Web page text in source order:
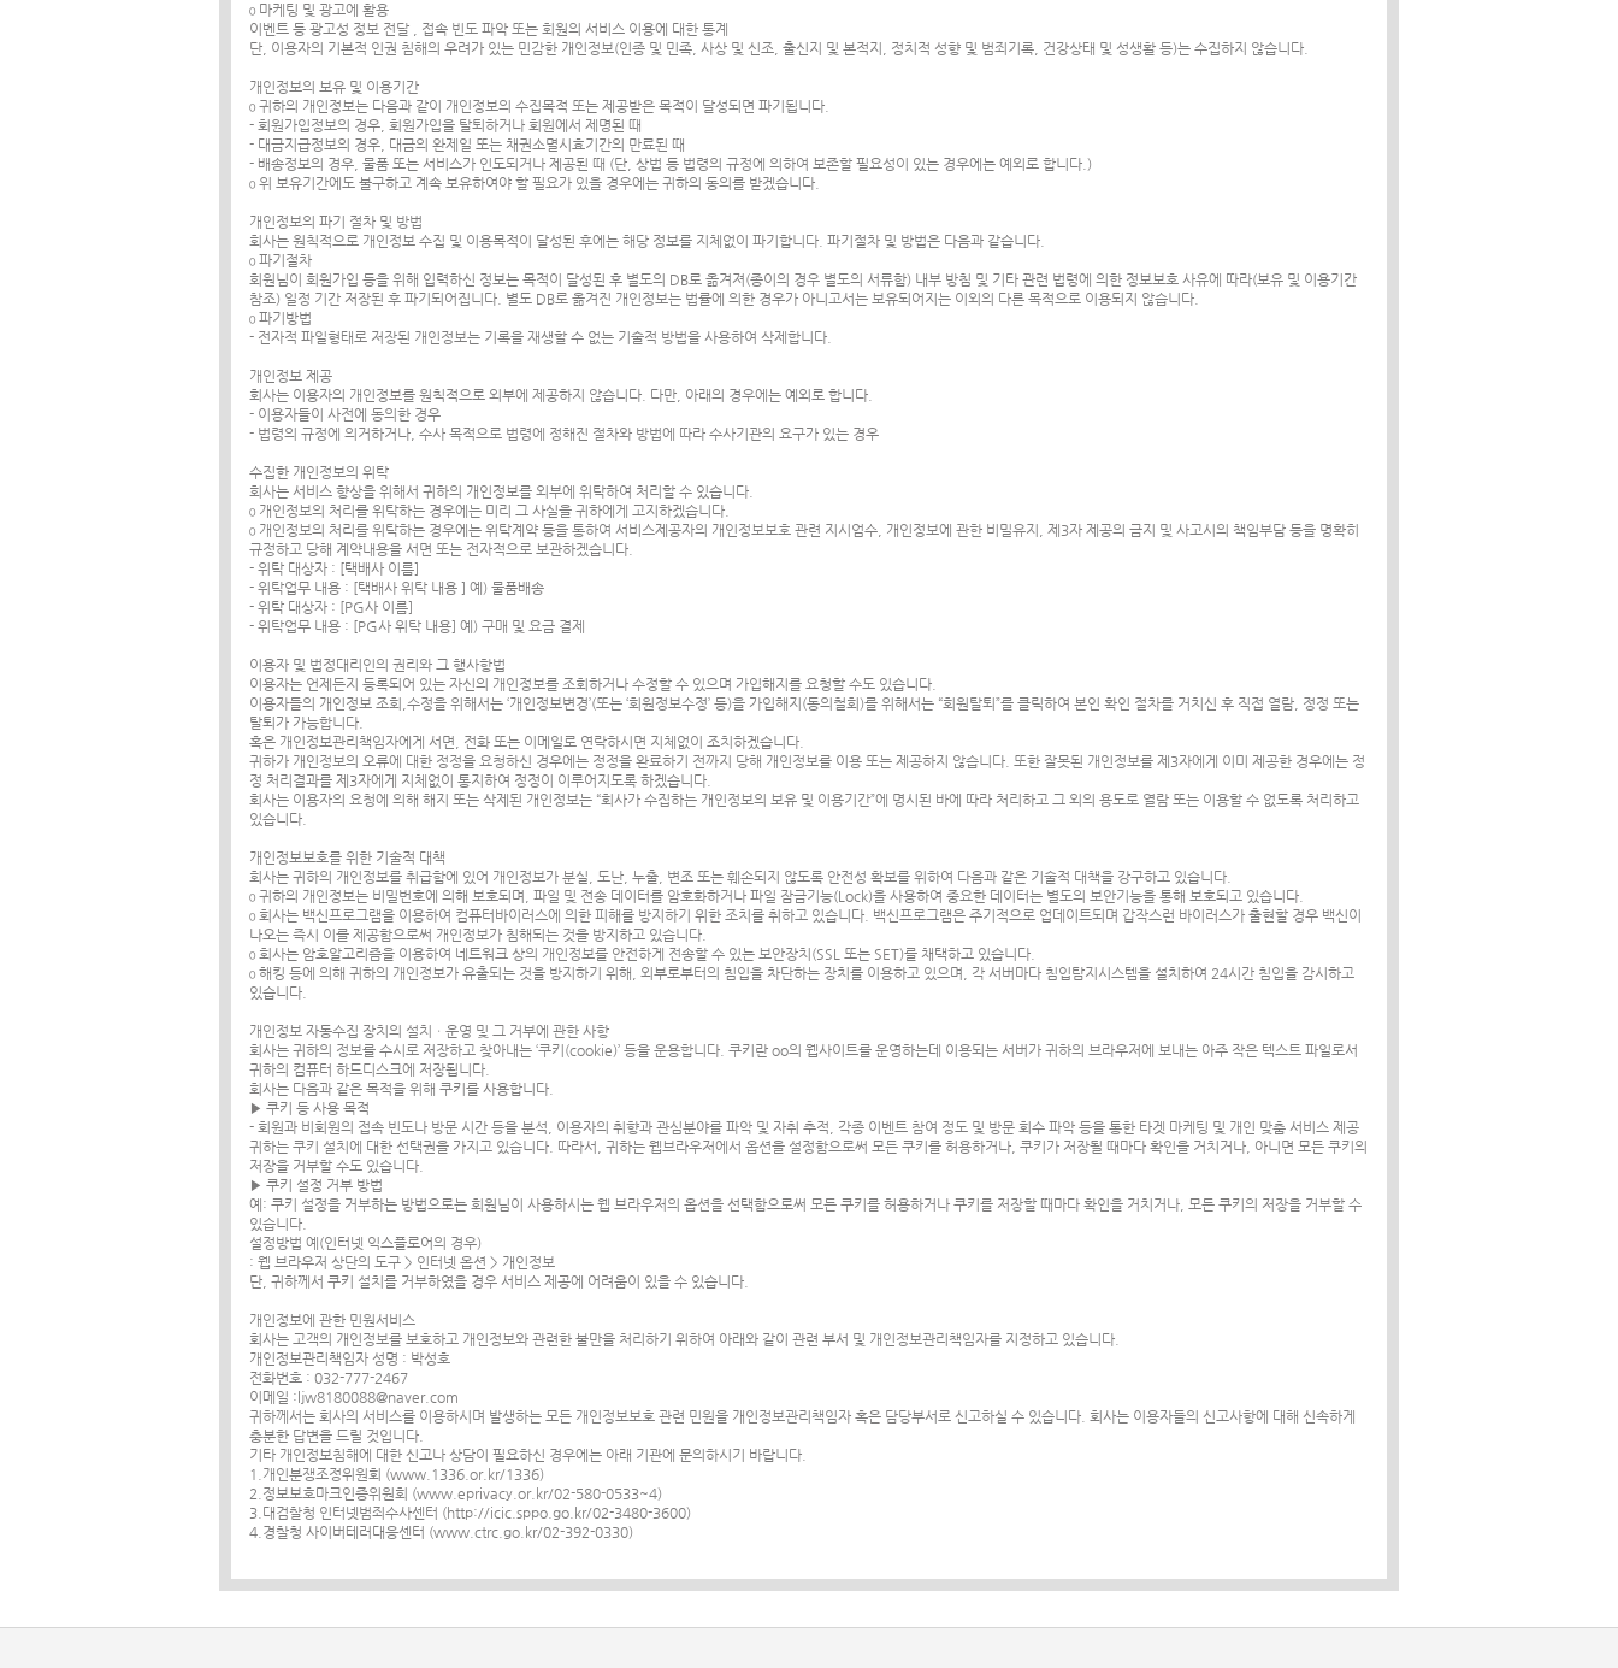
ο 마케팅 및 광고에 활용
이벤트 등 광고성 정보 전달 , 접속 빈도 파악 또는 회원의 서비스 이용에 대한 통계
단, 이용자의 기본적 인권 침해의 우려가 있는 민감한 개인정보(인종 및 민족, 사상 및 신조, 출신지 및 본적지, 정치적 성향 및 범죄기록, 건강상태 및 성생활 등)는 수집하지 않습니다.
개인정보의 보유 및 이용기간
ο 귀하의 개인정보는 다음과 같이 개인정보의 수집목적 또는 제공받은 목적이 달성되면 파기됩니다.
- 회원가입정보의 경우, 회원가입을 탈퇴하거나 회원에서 제명된 때
- 대금지급정보의 경우, 대금의 완제일 또는 채권소멸시효기간의 만료된 때
- 배송정보의 경우, 물품 또는 서비스가 인도되거나 제공된 때 (단, 상법 등 법령의 규정에 의하여 보존할 필요성이 있는 경우에는 예외로 합니다.)
ο 위 보유기간에도 불구하고 계속 보유하여야 할 필요가 있을 경우에는 귀하의 동의를 받겠습니다.
개인정보의 파기 절차 및 방법
회사는 원칙적으로 개인정보 수집 및 이용목적이 달성된 후에는 해당 정보를 지체없이 파기합니다. 파기절차 및 방법은 다음과 같습니다.
ο 파기절차
회원님이 회원가입 등을 위해 입력하신 정보는 목적이 달성된 후 별도의 DB로 옮겨져(종이의 경우 별도의 서류함) 내부 방침 및 기타 관련 법령에 의한 정보보호 사유에 따라(보유 및 이용기간
참조) 일정 기간 저장된 후 파기되어집니다. 별도 DB로 옮겨진 개인정보는 법률에 의한 경우가 아니고서는 보유되어지는 이외의 다른 목적으로 이용되지 않습니다.
ο 파기방법
- 전자적 파일형태로 저장된 개인정보는 기록을 재생할 수 없는 기술적 방법을 사용하여 삭제합니다.
개인정보 제공
회사는 이용자의 개인정보를 원칙적으로 외부에 제공하지 않습니다. 다만, 아래의 경우에는 예외로 합니다.
- 이용자들이 사전에 동의한 경우
- 법령의 규정에 의거하거나, 수사 목적으로 법령에 정해진 절차와 방법에 따라 수사기관의 요구가 있는 경우
수집한 개인정보의 위탁
회사는 서비스 향상을 위해서 귀하의 개인정보를 외부에 위탁하여 처리할 수 있습니다.
ο 개인정보의 처리를 위탁하는 경우에는 미리 그 사실을 귀하에게 고지하겠습니다.
ο 개인정보의 처리를 위탁하는 경우에는 위탁계약 등을 통하여 서비스제공자의 개인정보보호 관련 지시엄수, 개인정보에 관한 비밀유지, 제3자 제공의 금지 및 사고시의 책임부담 등을 명확히
규정하고 당해 계약내용을 서면 또는 전자적으로 보관하겠습니다.
- 위탁 대상자 : [택배사 이름]
- 위탁업무 내용 : [택배사 위탁 내용 ] 예) 물품배송
- 위탁 대상자 : [PG사 이름]
- 위탁업무 내용 : [PG사 위탁 내용] 예) 구매 및 요금 결제
이용자 및 법정대리인의 권리와 그 행사항법
이용자는 언제든지 등록되어 있는 자신의 개인정보를 조회하거나 수정할 수 있으며 가입해지를 요청할 수도 있습니다.
이용자들의 개인정보 조회,수정을 위해서는 ‘개인정보변경’(또는 ‘회원정보수정’ 등)을 가입해지(동의철회)를 위해서는 “회원탈퇴”를 클릭하여 본인 확인 절차를 거치신 후 직접 열람, 정정 또는
탈퇴가 가능합니다.
혹은 개인정보관리책임자에게 서면, 전화 또는 이메일로 연락하시면 지체없이 조치하겠습니다.
귀하가 개인정보의 오류에 대한 정정을 요청하신 경우에는 정정을 완료하기 전까지 당해 개인정보를 이용 또는 제공하지 않습니다. 또한 잘못된 개인정보를 제3자에게 이미 제공한 경우에는 정
정 처리결과를 제3자에게 지체없이 통지하여 정정이 이루어지도록 하겠습니다.
회사는 이용자의 요청에 의해 해지 또는 삭제된 개인정보는 “회사가 수집하는 개인정보의 보유 및 이용기간”에 명시된 바에 따라 처리하고 그 외의 용도로 열람 또는 이용할 수 없도록 처리하고
있습니다.
개인정보보호를 위한 기술적 대책
회사는 귀하의 개인정보를 취급함에 있어 개인정보가 분실, 도난, 누출, 변조 또는 훼손되지 않도록 안전성 확보를 위하여 다음과 같은 기술적 대책을 강구하고 있습니다.
ο 귀하의 개인정보는 비밀번호에 의해 보호되며, 파일 및 전송 데이터를 암호화하거나 파일 잠금기능(Lock)을 사용하여 중요한 데이터는 별도의 보안기능을 통해 보호되고 있습니다.
ο 회사는 백신프로그램을 이용하여 컴퓨터바이러스에 의한 피해를 방지하기 위한 조치를 취하고 있습니다. 백신프로그램은 주기적으로 업데이트되며 갑작스런 바이러스가 출현할 경우 백신이
나오는 즉시 이를 제공함으로써 개인정보가 침해되는 것을 방지하고 있습니다.
ο 회사는 암호알고리즘을 이용하여 네트워크 상의 개인정보를 안전하게 전송할 수 있는 보안장치(SSL 또는 SET)를 채택하고 있습니다.
ο 해킹 등에 의해 귀하의 개인정보가 유출되는 것을 방지하기 위해, 외부로부터의 침입을 차단하는 장치를 이용하고 있으며, 각 서버마다 침입탐지시스템을 설치하여 24시간 침입을 감시하고
있습니다.
개인정보 자동수집 장치의 설치ㆍ운영 및 그 거부에 관한 사항
회사는 귀하의 정보를 수시로 저장하고 찾아내는 ‘쿠키(cookie)’ 등을 운용합니다. 쿠키란 oo의 웹사이트를 운영하는데 이용되는 서버가 귀하의 브라우저에 보내는 아주 작은 텍스트 파일로서
귀하의 컴퓨터 하드디스크에 저장됩니다.
회사는 다음과 같은 목적을 위해 쿠키를 사용합니다.
▶ 쿠키 등 사용 목적
- 회원과 비회원의 접속 빈도나 방문 시간 등을 분석, 이용자의 취향과 관심분야를 파악 및 자취 추적, 각종 이벤트 참여 정도 및 방문 회수 파악 등을 통한 타겟 마케팅 및 개인 맞춤 서비스 제공
귀하는 쿠키 설치에 대한 선택권을 가지고 있습니다. 따라서, 귀하는 웹브라우저에서 옵션을 설정함으로써 모든 쿠키를 허용하거나, 쿠키가 저장될 때마다 확인을 거치거나, 아니면 모든 쿠키의
저장을 거부할 수도 있습니다.
▶ 쿠키 설정 거부 방법
예: 쿠키 설정을 거부하는 방법으로는 회원님이 사용하시는 웹 브라우저의 옵션을 선택함으로써 모든 쿠키를 허용하거나 쿠키를 저장할 때마다 확인을 거치거나, 모든 쿠키의 저장을 거부할 수
있습니다.
설정방법 예(인터넷 익스플로어의 경우)
: 웹 브라우저 상단의 도구 > 인터넷 옵션 > 개인정보
단, 귀하께서 쿠키 설치를 거부하였을 경우 서비스 제공에 어려움이 있을 수 있습니다.
개인정보에 관한 민원서비스
회사는 고객의 개인정보를 보호하고 개인정보와 관련한 불만을 처리하기 위하여 아래와 같이 관련 부서 및 개인정보관리책임자를 지정하고 있습니다.
개인정보관리책임자 성명 : 박성호
전화번호 : 032-777-2467
이메일 :ljw8180088@naver.com
귀하께서는 회사의 서비스를 이용하시며 발생하는 모든 개인정보보호 관련 민원을 개인정보관리책임자 혹은 담당부서로 신고하실 수 있습니다. 회사는 이용자들의 신고사항에 대해 신속하게
충분한 답변을 드릴 것입니다.
기타 개인정보침해에 대한 신고나 상담이 필요하신 경우에는 아래 기관에 문의하시기 바랍니다.
1.개인분쟁조정위원회 (www.1336.or.kr/1336)
2.정보보호마크인증위원회 (www.eprivacy.or.kr/02-580-0533~4)
3.대검찰청 인터넷범죄수사센터 (http://icic.sppo.go.kr/02-3480-3600)
4.경찰청 사이버테러대응센터 (www.ctrc.go.kr/02-392-0330)